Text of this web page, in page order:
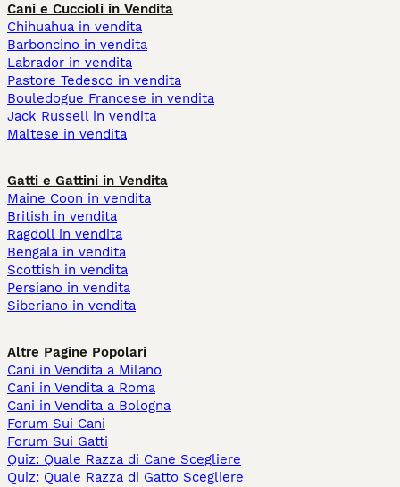
Cani e Cuccioli in Vendita
Chihuahua in vendita
Barboncino in vendita
Labrador in vendita
Pastore Tedesco in vendita
Bouledogue Francese in vendita
Jack Russell in vendita
Maltese in vendita
Gatti e Gattini in Vendita
Maine Coon in vendita
British in vendita
Ragdoll in vendita
Bengala in vendita
Scottish in vendita
Persiano in vendita
Siberiano in vendita
Altre Pagine Popolari
Cani in Vendita a Milano
Cani in Vendita a Roma
Cani in Vendita a Bologna
Forum Sui Cani
Forum Sui Gatti
Quiz: Quale Razza di Cane Scegliere
Quiz: Quale Razza di Gatto Scegliere